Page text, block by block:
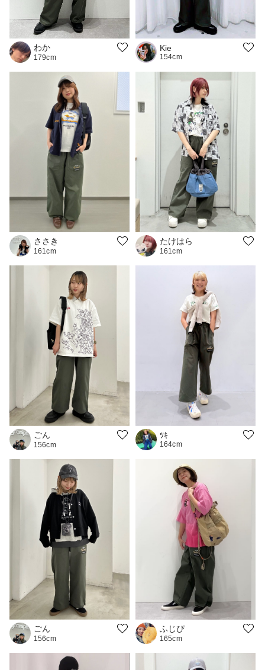
わか
179cm
Kie
154cm
ささき
161cm
たけはら
161cm
ごん
156cm
ﾂｷ
164cm
ごん
156cm
ふじぴ
165cm